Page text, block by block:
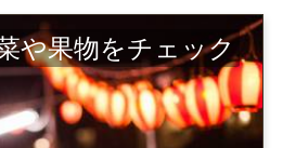
や果物をチェック